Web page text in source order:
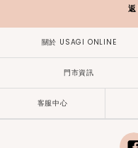
關於 USAGI ONLINE
門市資訊
客服中心